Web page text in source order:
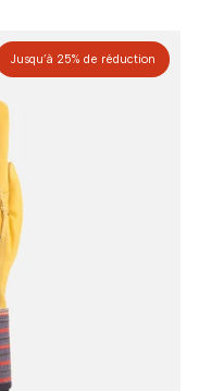
Jusqu’à 25% de réduction